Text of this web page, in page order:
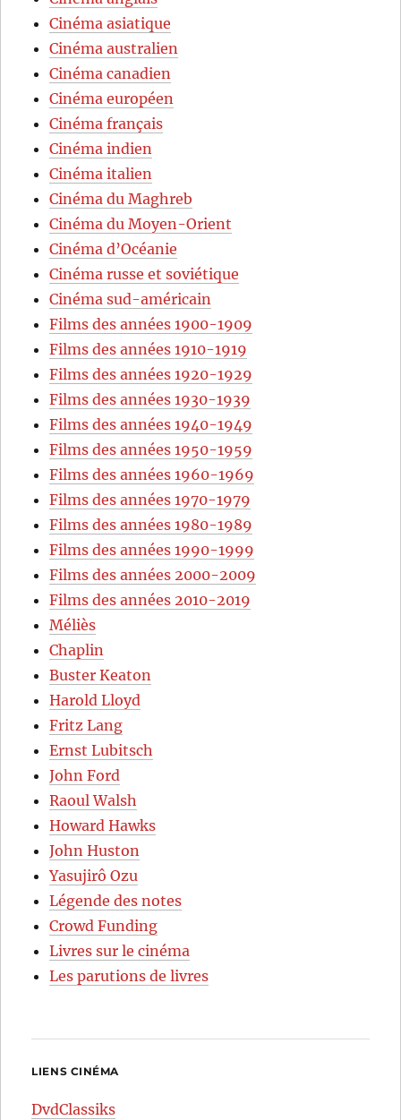
Cinéma asiatique
Cinéma australien
Cinéma canadien
Cinéma européen
Cinéma français
Cinéma indien
Cinéma italien
Cinéma du Maghreb
Cinéma du Moyen-Orient
Cinéma d’Océanie
Cinéma russe et soviétique
Cinéma sud-américain
Films des années 1900-1909
Films des années 1910-1919
Films des années 1920-1929
Films des années 1930-1939
Films des années 1940-1949
Films des années 1950-1959
Films des années 1960-1969
Films des années 1970-1979
Films des années 1980-1989
Films des années 1990-1999
Films des années 2000-2009
Films des années 2010-2019
Méliès
Chaplin
Buster Keaton
Harold Lloyd
Fritz Lang
Ernst Lubitsch
John Ford
Raoul Walsh
Howard Hawks
John Huston
Yasujirô Ozu
Légende des notes
Crowd Funding
Livres sur le cinéma
Les parutions de livres
LIENS CINÉMA
DvdClassiks